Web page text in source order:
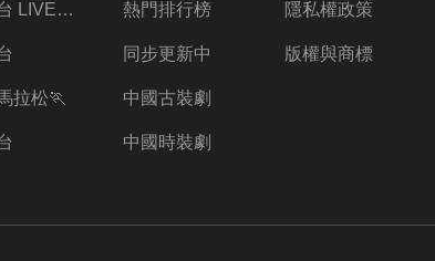
新聞台 LIVE 直播
拉松🏃
熱門排行榜
同步更新中
中國古裝劇
中國時裝劇
隱私權政策
版權與商標